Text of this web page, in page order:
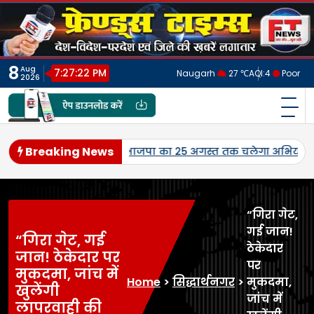
Skip
content
8 Aug
2026
7:27:25 PM Naugarh 27 ℃AQI:4 Poor
फ्रेंड्स टाइम्स
Breaking News
ने किया नेतृत्व। जनपद में पहली बार एमएसपी पर होगी
“गिरा गेट, गई
जान! ठेकेदार पर
मुकदमा, जांच में
खुलेंगी
लापरवाही की
Home > सिद्धार्थनगर >
“गिरा गेट,
गई जान!
ठेकेदार
पर
मुकदमा,
जांच में